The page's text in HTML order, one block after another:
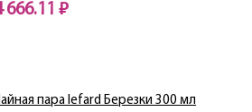
666.11 ₽
пара lefard Березки 300 мл